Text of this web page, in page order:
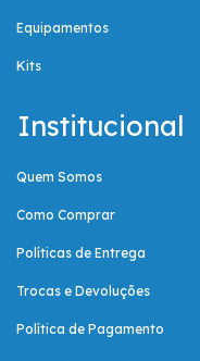
Equipamentos
Kits
Institucional
Quem Somos
Como Comprar
Políticas de Entrega
Trocas e Devoluções
Política de Pagamento